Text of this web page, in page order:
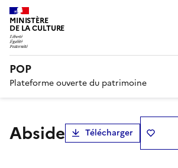
MINISTÈRE
DE LA CULTURE
POP
Plateforme ouverte du patrimoine
Abside Télécharger